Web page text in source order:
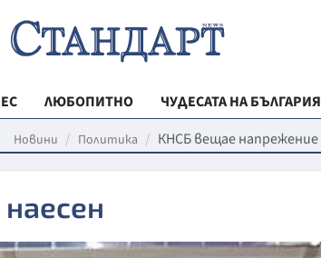
ЛЮБОПИТНО ЧУДЕСАТА НА БЪЛГАРИЯ
РЕГИОНАЛНИ
ВЕСТНИК
МЛАДЕЖКА
Новини Политика КНСБ вещае напрежение